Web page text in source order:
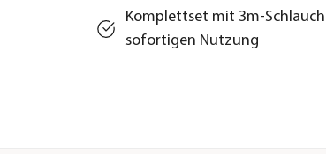
Komplettset mit 3m-
sofortigen Nutzung